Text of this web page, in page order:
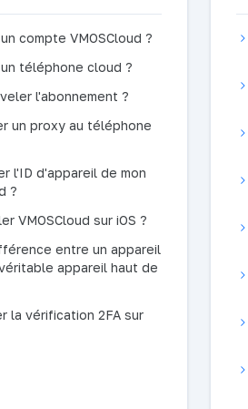
compte VMOSCloud ?
téléphone cloud ?
l'abonnement ?
un proxy au téléphone
l'ID d'appareil de mon
?
VMOSCloud sur iOS ?
entre un appareil
appareil haut de
la vérification 2FA sur